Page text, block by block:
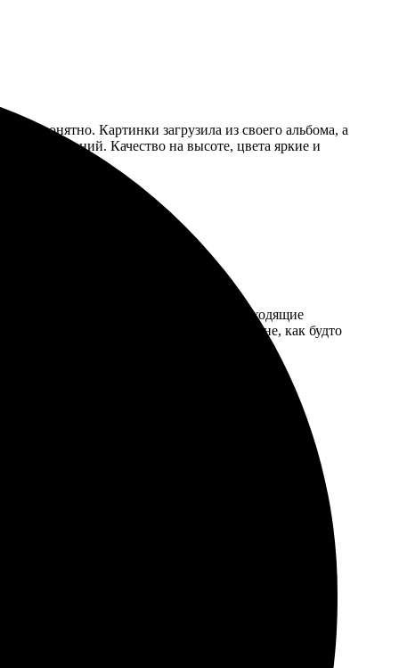
понятно. Картинки загрузила из своего альбома, а
повреждений. Качество на высоте, цвета яркие и
Менеджер помогла выбрать подходящие
Картины отлично смотрятся на стене, как будто
вернусь снова!
свои фотографии на сайт, выбирала
состоянии — качественные и яркие. Рекомендую